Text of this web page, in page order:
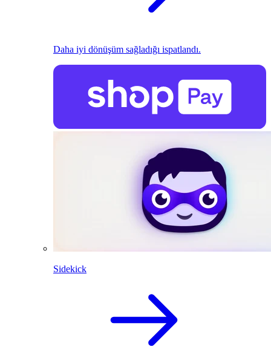
Daha iyi dönüşüm sağladığı ispatlandı.
Sidekick